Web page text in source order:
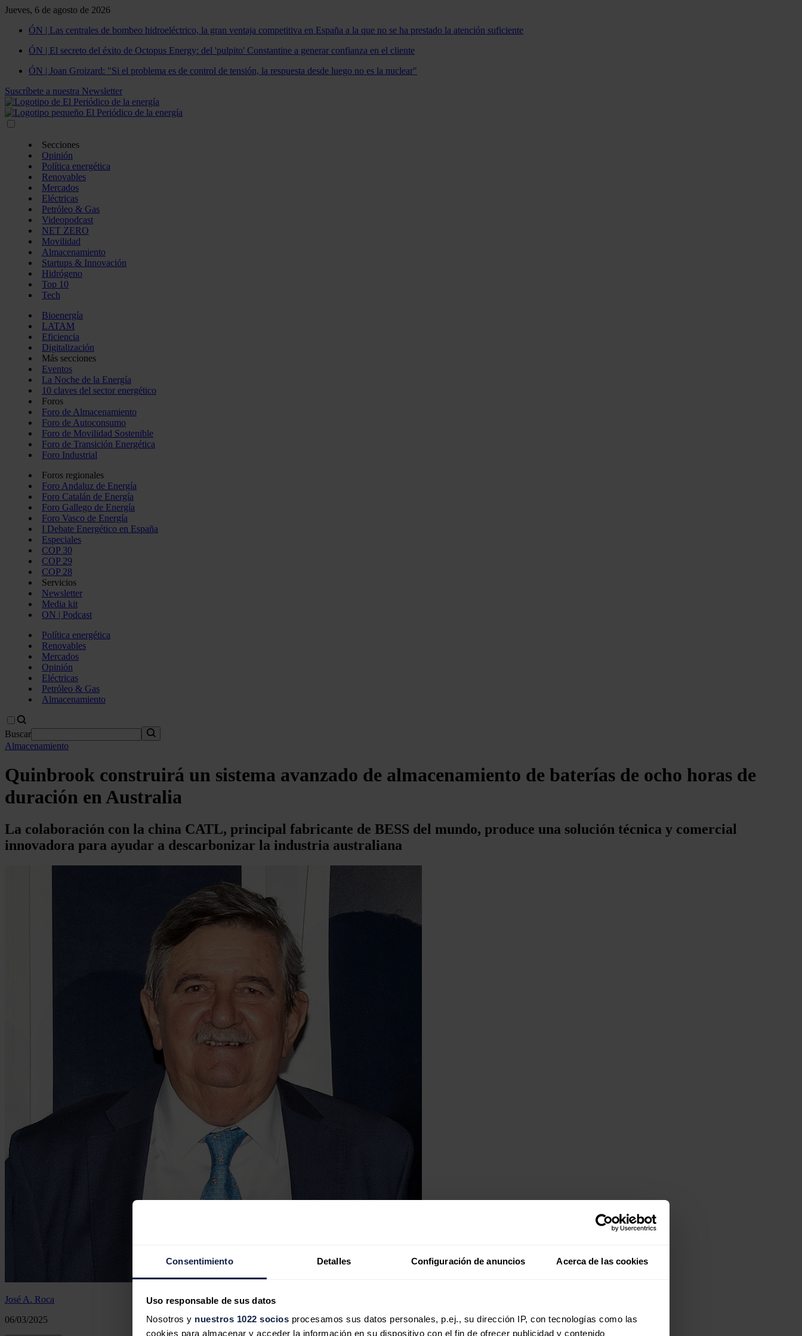
Consentimiento Detalles Configuración de anuncios Acerca de las cookies
Uso responsable de sus datos
Nosotros y nuestros 1022 socios procesamos sus datos personales, p.ej., su dirección IP, con tecnologías como las
cookies para almacenar y acceder la información en su dispositivo con el fin de ofrecer publicidad y contenido
Jueves, 6 de agosto de 2026
ÓN | Las centrales de bombeo hidroeléctrico, la gran ventaja competitiva en España a la que no se ha prestado la atención suficiente
ÓN | El secreto del éxito de Octopus Energy: del 'pulpito' Constantine a generar confianza en el cliente
ÓN | Joan Groizard: "Si el problema es de control de tensión, la respuesta desde luego no es la nuclear"
Suscríbete a nuestra Newsletter
Secciones
Opinión
Política energética
Renovables
Mercados
Eléctricas
Petróleo & Gas
Videopodcast
NET ZERO
Movilidad
Almacenamiento
Startups & Innovación
Hidrógeno
Top 10
Tech
Bioenergía
LATAM
Eficiencia
Digitalización
Más secciones
Eventos
La Noche de la Energía
10 claves del sector energético
Foros
Foro de Almacenamiento
Foro de Autoconsumo
Foro de Movilidad Sostenible
Foro de Transición Energética
Foro Industrial
Foros regionales
Foro Andaluz de Energía
Foro Catalán de Energía
Foro Gallego de Energía
Foro Vasco de Energía
I Debate Energético en España
Especiales
COP 30
COP 29
COP 28
Servicios
Newsletter
Media kit
ON | Podcast
Política energética
Renovables
Mercados
Opinión
Eléctricas
Petróleo & Gas
Almacenamiento
Buscar
Almacenamiento
Quinbrook construirá un sistema avanzado de almacenamiento de baterías de ocho horas de
duración en Australia
La colaboración con la china CATL, principal fabricante de BESS del mundo, produce una solución técnica y comercial
innovadora para ayudar a descarbonizar la industria australiana
José A. Roca
06/03/2025